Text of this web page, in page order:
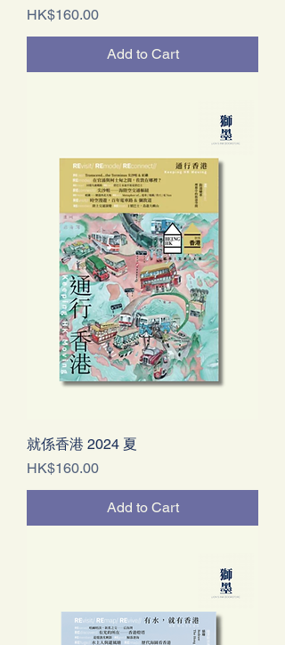
Price
HK$160.00
Add to Cart
就係香港 2024 夏
Price
HK$160.00
Add to Cart